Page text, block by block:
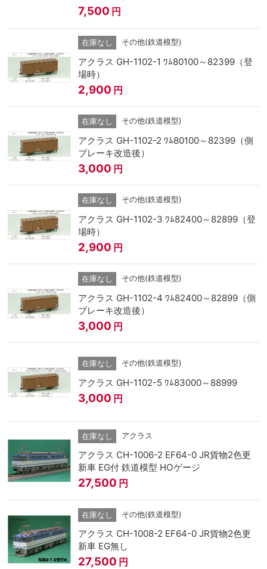
7,500 円
在庫なし その他(鉄道模型)
アクラス GH-1102-1 ﾜﾑ80100～82399（登
場時）
2,900 円
在庫なし その他(鉄道模型)
アクラス GH-1102-2 ﾜﾑ80100～82399（側
ブレーキ改造後）
3,000 円
在庫なし その他(鉄道模型)
アクラス GH-1102-3 ﾜﾑ82400～82899（登
場時）
2,900 円
在庫なし その他(鉄道模型)
アクラス GH-1102-4 ﾜﾑ82400～82899（側
ブレーキ改造後）
3,000 円
在庫なし その他(鉄道模型)
アクラス GH-1102-5 ﾜﾑ83000～88999
3,000 円
在庫なし アクラス
アクラス CH-1006-2 EF64-0 JR貨物2色更
新車 EG付 鉄道模型 HOゲージ
27,500 円
在庫なし その他(鉄道模型)
アクラス CH-1008-2 EF64-0 JR貨物2色更
新車 EG無し
27,500 円